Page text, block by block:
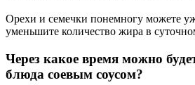
Орехи и семечки понемногу можете
уменьшите количество жира в
Через какое время можно
блюда соевым соусом?